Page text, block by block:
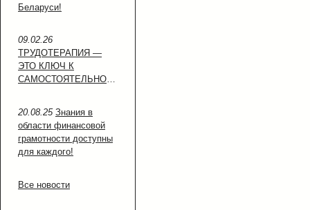
Беларуси!
09.02.26
ТРУДОТЕРАПИЯ —
ЭТО КЛЮЧ К
САМОСТОЯТЕЛЬНОСТИ!
20.08.25 Знания в
области финансовой
грамотности доступны
для каждого!
Все новости